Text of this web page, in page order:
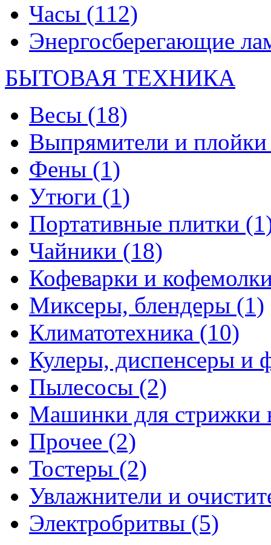
Часы (112)
Энергосберегающие
БЫТОВАЯ ТЕХНИКА
Весы (18)
Выпрямители и
Фены (1)
Утюги (1)
Портативные плитки
Чайники (18)
Кофеварки и
Миксеры, блендеры (1)
Климатотехника (10)
Кулеры, диспенсеры и
Пылесосы (2)
Машинки для стрижки
Прочее (2)
Тостеры (2)
Увлажнители и
Электробритвы (5)